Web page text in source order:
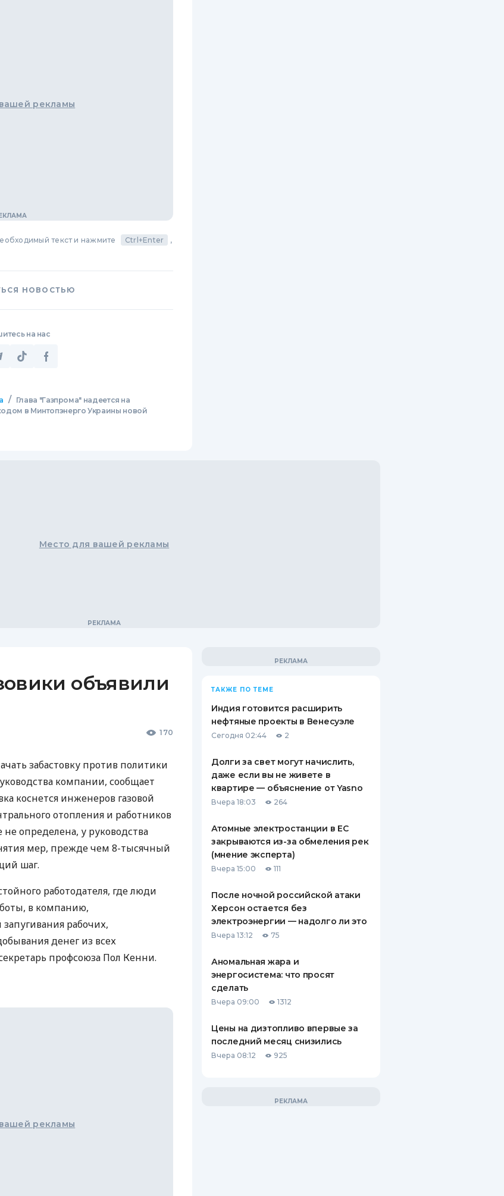
рекламы
текст и нажмите Ctrl+Enter
,
НОВОСТЬЮ
на нас
/
Глава "Газпрома" надеется на
в Минтопэнерго Украины новой
Место для вашей рекламы
объявили
170
забастовку против политики
компании, сообщает
коснется инженеров газовой
отопления и работников
определена, у руководства
мер, прежде чем 8-тысячный
шаг.
работодателя, где люди
в компанию,
рабочих,
денег из всех
профсоюза Пол Кенни.
рекламы
ТАКЖЕ ПО ТЕМЕ
Индия готовится расширить
нефтяные проекты в Венесуэле
Сегодня 02:44 2
Долги за свет могут начислить,
даже если вы не живете в
квартире — объяснение от Yasno
Вчера 18:03 264
Атомные электростанции в ЕС
закрываются из-за обмеления рек
(мнение эксперта)
Вчера 15:00 111
После ночной российской атаки
Херсон остается без
электроэнергии — надолго ли это
Вчера 13:12 75
Аномальная жара и
энергосистема: что просят
сделать
Вчера 09:00 1312
Цены на дизтопливо впервые за
последний месяц снизились
Вчера 08:12 925